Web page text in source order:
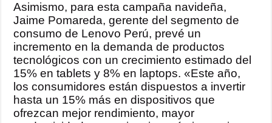
Asimismo, para esta campaña navideña,
Jaime Pomareda, gerente del segmento de
consumo de Lenovo Perú, prevé un
incremento en la demanda de productos
tecnológicos con un crecimiento estimado del
15% en tablets y 8% en laptops. «Este año,
los consumidores están dispuestos a invertir
hasta un 15% más en dispositivos que
ofrezcan mejor rendimiento, mayor